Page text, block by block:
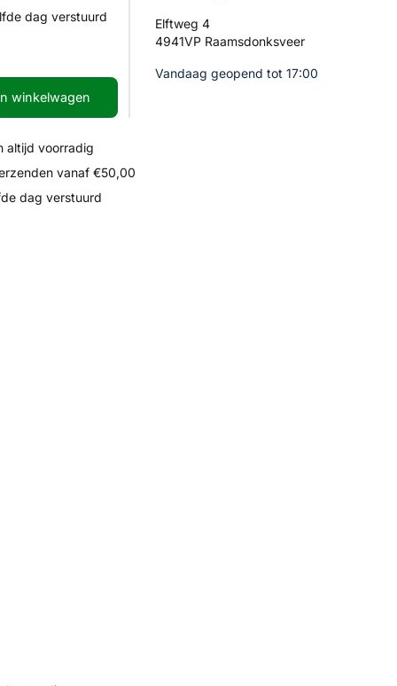
dag verstuurd
winkelwagen
Elftweg 4
4941VP Raamsdonksveer
Vandaag geopend tot 17:00
altijd voorradig
vanaf €50,00
dag verstuurd